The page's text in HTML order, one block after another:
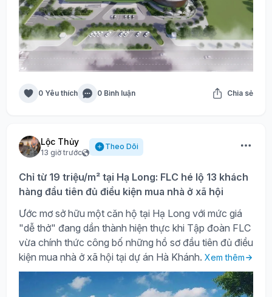
0 Yêu thích 0 Bình luận Chia sẻ
Lộc Thủy
13 giờ trước
Theo Dõi
Chỉ từ 19 triệu/m² tại Hạ Long: FLC hé lộ 13 khách
hàng đầu tiên đủ điều kiện mua nhà ở xã hội
Ước mơ sở hữu một căn hộ tại Hạ Long với mức giá
"dễ thở" đang dần thành hiện thực khi Tập đoàn FLC
vừa chính thức công bố những hồ sơ đầu tiên đủ điều
kiện mua nhà ở xã hội tại dự án Hà Khánh. Xem thêm